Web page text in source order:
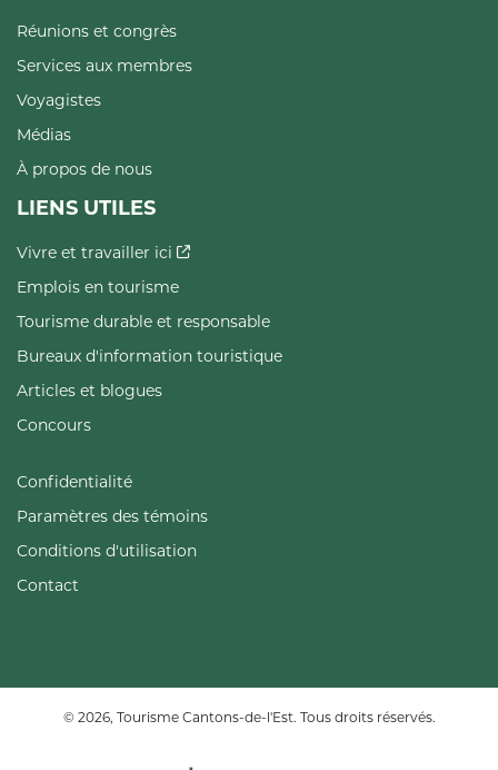
Réunions et congrès
Services aux membres
Voyagistes
Médias
À propos de nous
LIENS UTILES
Vivre et travailler ici
Emplois en tourisme
Tourisme durable et responsable
Bureaux d'information touristique
Articles et blogues
Concours
Confidentialité
Paramètres des témoins
Conditions d'utilisation
Contact
© 2026, Tourisme Cantons-de-l'Est. Tous droits réservés.